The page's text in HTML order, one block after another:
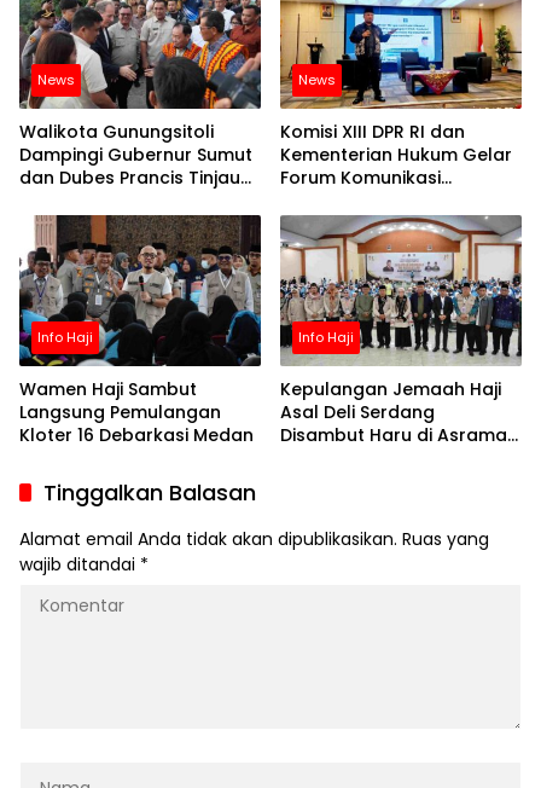
News
Walikota Gunungsitoli
Dampingi Gubernur Sumut
dan Dubes Prancis Tinjau
Bawomataluo
News
Komisi XIII DPR RI dan
Kementerian Hukum Gelar
Forum Komunikasi
Layanan Hukum di Medan
Info Haji
Wamen Haji Sambut
Langsung Pemulangan
Kloter 16 Debarkasi Medan
Info Haji
Kepulangan Jemaah Haji
Asal Deli Serdang
Disambut Haru di Asrama
Tinggalkan Balasan
Alamat email Anda tidak akan dipublikasikan. Ruas yang
wajib ditandai *